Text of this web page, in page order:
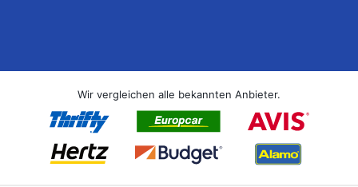
Wir vergleichen alle bekannten Anbieter.